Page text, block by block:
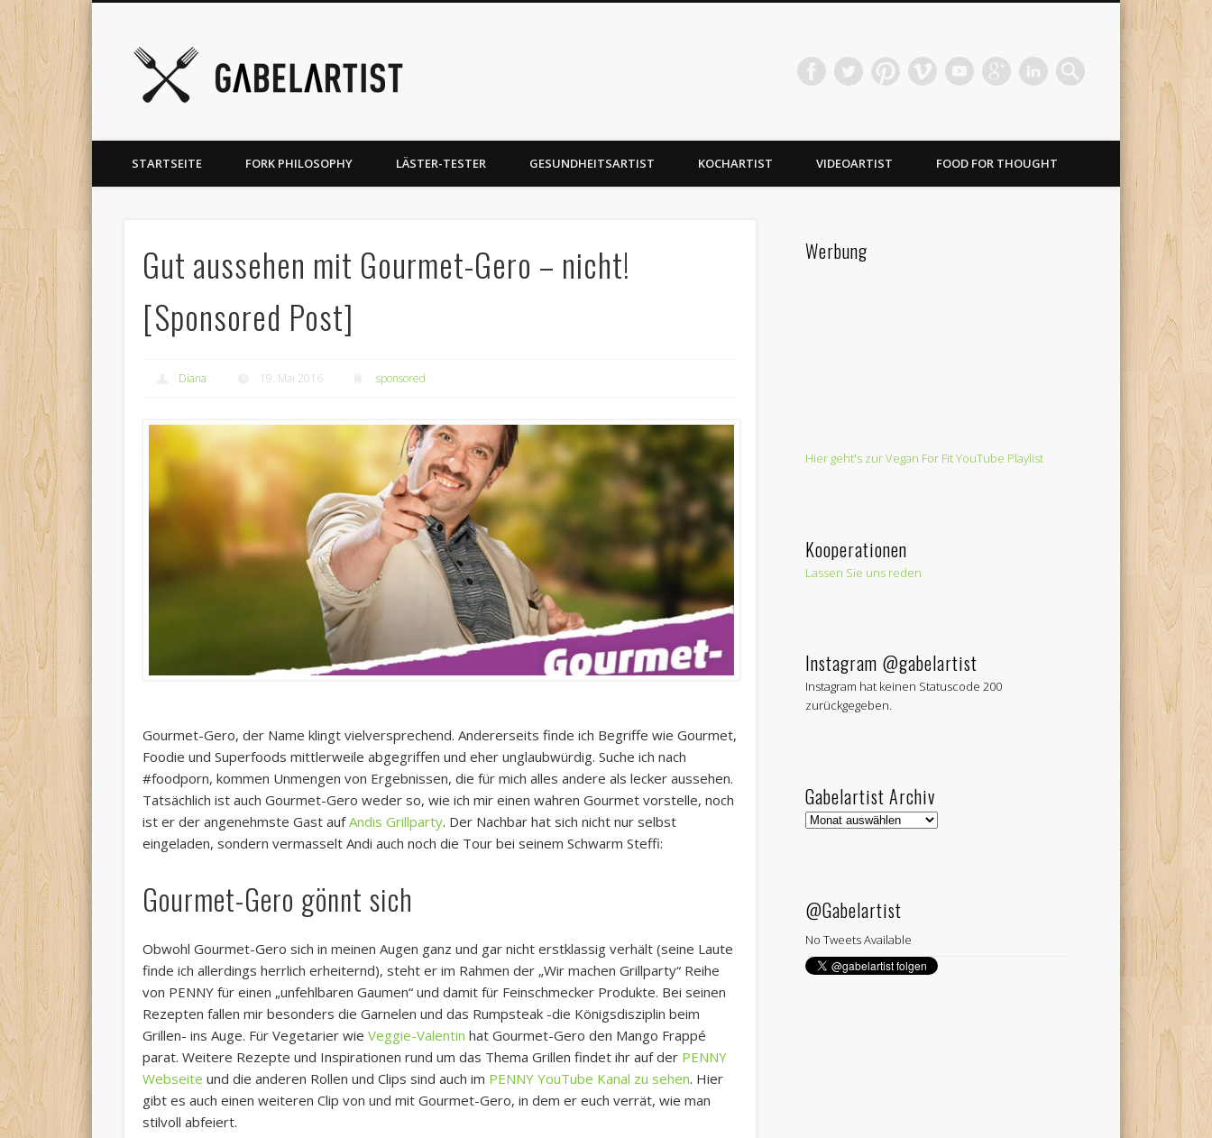
Foodblog für bewusste Ernährung – Restauranttests, Produkttests, Food Hacks
Vimeo Vimeo Google+ LinkedIn
STARTSEITE FORK PHILOSOPHY LÄSTER-TESTER GESUNDHEITSARTIST KOCHARTIST VIDEOARTIST FOOD FOR THOUGHT
Gut aussehen mit Gourmet-Gero – nicht!
[Sponsored Post]
Diana 19. Mai 2016 sponsored
Gourmet-Gero, der Name klingt vielversprechend. Andererseits finde ich Begriffe wie Gourmet,
Foodie und Superfoods mittlerweile abgegriffen und eher unglaubwürdig. Suche ich nach
#foodporn, kommen Unmengen von Ergebnissen, die für mich alles andere als lecker aussehen.
Tatsächlich ist auch Gourmet-Gero weder so, wie ich mir einen wahren Gourmet vorstelle, noch
ist er der angenehmste Gast aufAndis Grillparty. Der Nachbar hat sich nicht nur selbst
eingeladen, sondern vermasselt Andi auch noch die Tour bei seinem Schwarm Steffi:
Gourmet-Gero gönnt sich
Obwohl Gourmet-Gero sich in meinen Augen ganz und gar nicht erstklassig verhält (seine Laute
finde ich allerdings herrlich erheiternd), steht er im Rahmen der „Wir machen Grillparty“ Reihe
von PENNY für einen „unfehlbaren Gaumen“ und damit für Feinschmecker Produkte. Bei seinen
Rezepten fallen mir besonders die Garnelen und das Rumpsteak -die Königsdisziplin beim
Grillen- ins Auge. Für Vegetarier wieVeggie-Valentin hat Gourmet-Gero den Mango Frappé
parat. Weitere Rezepte und Inspirationen rund um das Thema Grillen findet ihr auf der PENNY
Webseite und die anderen Rollen und Clips sind auch im PENNY YouTube Kanal zu sehen. Hier
gibt es auch einen weiteren Clip von und mit Gourmet-Gero, in dem er euch verrät, wie man
stilvoll abfeiert.
Werbung
Hier geht's zur Vegan For Fit YouTube Playlist
Kooperationen
Lassen Sie uns reden
Instagram @gabelartist
Instagram hat keinen Statuscode 200
zurückgegeben.
Gabelartist Archiv
Gabelartist
@Gabelartist
No Tweets Available